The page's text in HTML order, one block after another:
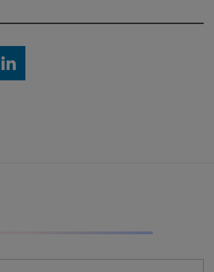
on Twitter
Share on Linkedin